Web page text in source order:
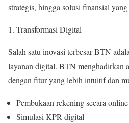
strategis, hingga solusi finansial
Transformasi Digital
Salah satu inovasi terbesar BTN
layanan digital. BTN menghadirkan
dengan fitur yang lebih intuitif dan
Pembukaan rekening secara
Simulasi KPR digital